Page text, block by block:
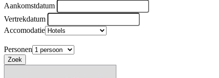
Aankomstdatum
Vertrekdatum
Accomodatie
Personen
Zoek